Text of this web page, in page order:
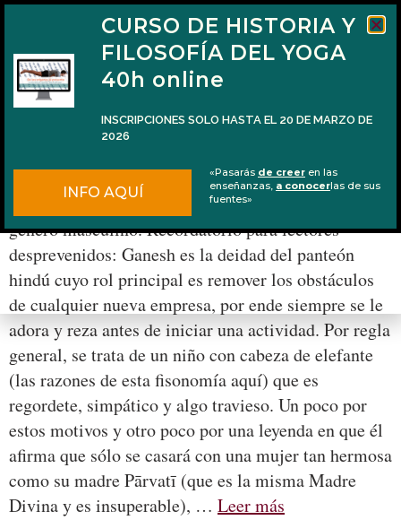
Las esposas de Ganesha
Como ya he explicado alguna vez, Ganesha es de
género masculino. Recordatorio para lectores
desprevenidos: Ganesh es la deidad del panteón
hindú cuyo rol principal es remover los obstáculos
de cualquier nueva empresa, por ende siempre se le
adora y reza antes de iniciar una actividad. Por regla
general, se trata de un niño con cabeza de elefante
(las razones de esta fisonomía aquí) que es
regordete, simpático y algo travieso. Un poco por
estos motivos y otro poco por una leyenda en que él
afirma que sólo se casará con una mujer tan hermosa
como su madre Pārvatī (que es la misma Madre
Divina y es insuperable), … Leer más
CURSO DE HISTORIA Y
FILOSOFÍA DEL YOGA
40h online
INSCRIPCIONES SOLO HASTA EL 20 DE MARZO DE
2026
INFO AQUÍ
«Pasarás de creer en las
enseñanzas, a conocerlas de sus
fuentes»